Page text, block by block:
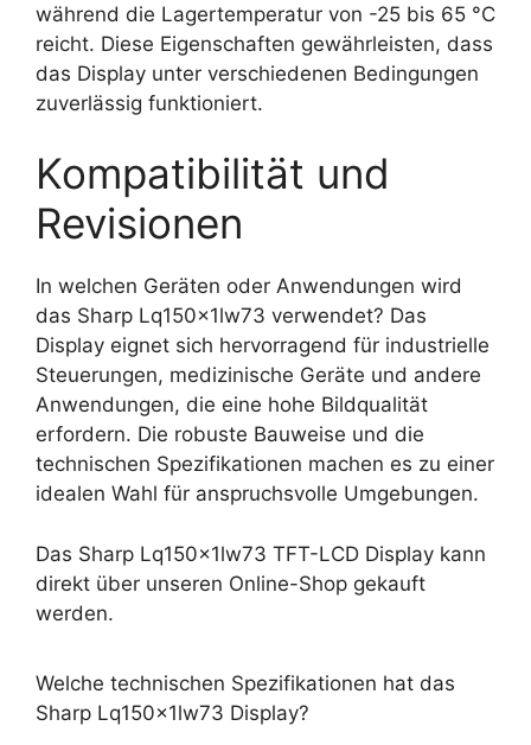
während die Lagertemperatur von -25 bis 65 °C
reicht. Diese Eigenschaften gewährleisten, dass
das Display unter verschiedenen Bedingungen
zuverlässig funktioniert.
Kompatibilität und
Revisionen
In welchen Geräten oder Anwendungen wird
das Sharp Lq150x1lw73 verwendet? Das
Display eignet sich hervorragend für industrielle
Steuerungen, medizinische Geräte und andere
Anwendungen, die eine hohe Bildqualität
erfordern. Die robuste Bauweise und die
technischen Spezifikationen machen es zu einer
idealen Wahl für anspruchsvolle Umgebungen.
Das Sharp Lq150x1lw73 TFT-LCD Display kann
direkt über unseren Online-Shop gekauft
werden.
Welche technischen Spezifikationen hat das
Sharp Lq150x1lw73 Display?